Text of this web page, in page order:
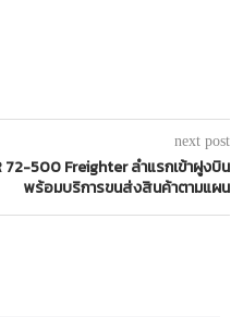
next post
500 Freighter ลำแรกเข้าฝูงบิน
พร้อมบริการขนส่งสินค้าตามแผน